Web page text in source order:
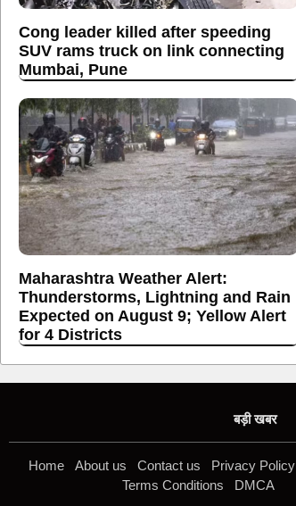
Cong leader killed after speeding
SUV rams truck on link connecting
Mumbai, Pune
Maharashtra Weather Alert:
Thunderstorms, Lightning and Rain
Expected on August 9; Yellow Alert
for 4 Districts
बड़ी खबर
Home About us Contact us Privacy Policy
Terms Conditions
DMCA